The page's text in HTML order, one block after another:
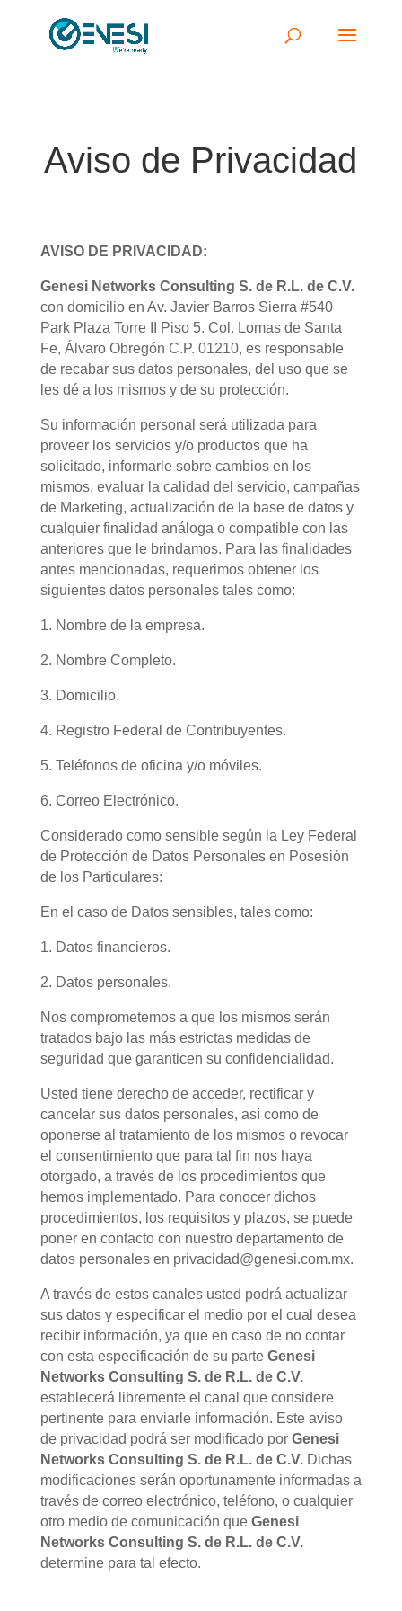
Aviso de Privacidad
AVISO DE PRIVACIDAD:
Genesi Networks Consulting S. de R.L. de C.V.
con domicilio en Av. Javier Barros Sierra #540
Park Plaza Torre II Piso 5. Col. Lomas de Santa
Fe, Álvaro Obregón C.P. 01210, es responsable
de recabar sus datos personales, del uso que se
les dé a los mismos y de su protección.
Su información personal será utilizada para
proveer los servicios y/o productos que ha
solicitado, informarle sobre cambios en los
mismos, evaluar la calidad del servicio, campañas
de Marketing, actualización de la base de datos y
cualquier finalidad análoga o compatible con las
anteriores que le brindamos. Para las finalidades
antes mencionadas, requerimos obtener los
siguientes datos personales tales como:
1. Nombre de la empresa.
2. Nombre Completo.
3. Domicilio.
4. Registro Federal de Contribuyentes.
5. Teléfonos de oficina y/o móviles.
6. Correo Electrónico.
Considerado como sensible según la Ley Federal
de Protección de Datos Personales en Posesión
de los Particulares:
En el caso de Datos sensibles, tales como:
1. Datos financieros.
2. Datos personales.
Nos comprometemos a que los mismos serán
tratados bajo las más estrictas medidas de
seguridad que garanticen su confidencialidad.
Usted tiene derecho de acceder, rectificar y
cancelar sus datos personales, así como de
oponerse al tratamiento de los mismos o revocar
el consentimiento que para tal fin nos haya
otorgado, a través de los procedimientos que
hemos implementado. Para conocer dichos
procedimientos, los requisitos y plazos, se puede
poner en contacto con nuestro departamento de
datos personales en privacidad@genesi.com.mx.
A través de estos canales usted podrá actualizar
sus datos y especificar el medio por el cual desea
recibir información, ya que en caso de no contar
con esta especificación de su parte Genesi
Networks Consulting S. de R.L. de C.V.
establecerá libremente el canal que considere
pertinente para enviarle información. Este aviso
de privacidad podrá ser modificado por Genesi
Networks Consulting S. de R.L. de C.V.Dichas
modificaciones serán oportunamente informadas a
través de correo electrónico, teléfono, o cualquier
otro medio de comunicación que Genesi
Networks Consulting S. de R.L. de C.V.
determine para tal efecto.